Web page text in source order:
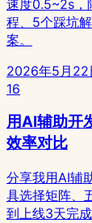
速度0.5~2s，
程、5个踩坑
案。
2026年5月22
16
用AI辅助开
效率对比
分享我用AI辅
具选择矩阵、
到上线3天完